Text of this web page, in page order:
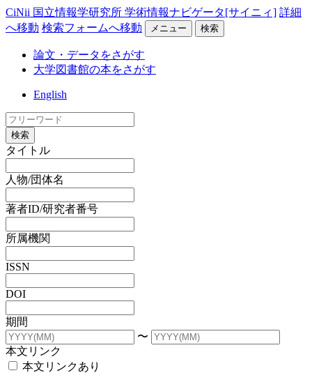
CiNii 国立情報学研究所 学術情報ナビゲータ[サイニィ] 詳細
へ移動 検索フォームへ移動 メニュー 検索
論文・データをさがす
大学図書館の本をさがす
English
検索
タイトル
人物/団体名
著者ID/研究者番号
所属機関
ISSN
DOI
期間
〜
本文リンク
本文リンクあり